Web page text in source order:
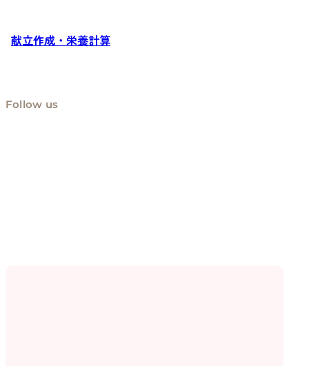
献立作成・栄養計算
Follow us